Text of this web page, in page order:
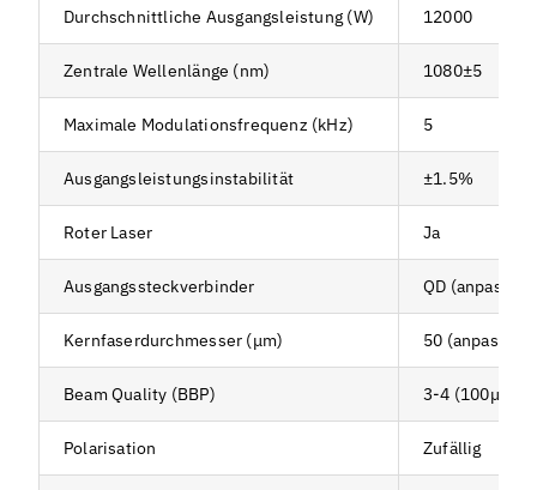
Durchschnittliche Ausgangsleistung (W) 12000
Zentrale Wellenlänge (nm) 1080±5
Maximale Modulationsfrequenz (kHz) 5
Ausgangsleistungsinstabilität ±1.5%
Roter Laser Ja
Ausgangssteckverbinder QD
Kernfaserdurchmesser (μm) 50 (anpassbar)
Beam Quality (BBP) 3-4 (100μm)
Polarisation Zufällig